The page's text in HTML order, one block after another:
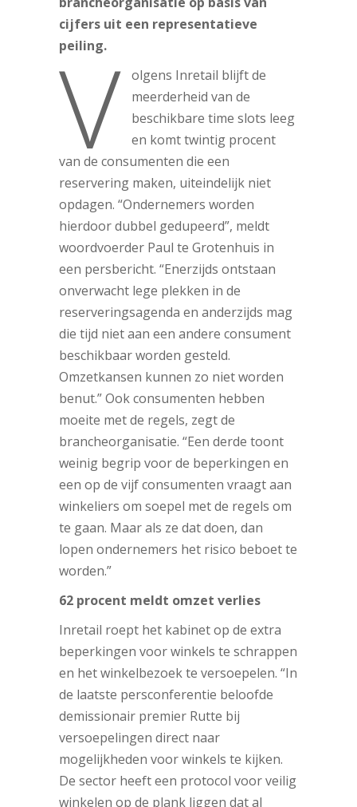
cijfers uit een representatieve
peiling.
V
olgens Inretail blijft de
meerderheid van de
beschikbare time slots leeg
en komt twintig procent
van de consumenten die een
reservering maken, uiteindelijk niet
opdagen. “Ondernemers worden
hierdoor dubbel gedupeerd”, meldt
woordvoerder Paul te Grotenhuis in
een persbericht. “Enerzijds ontstaan
onverwacht lege plekken in de
reserveringsagenda en anderzijds mag
die tijd niet aan een andere consument
beschikbaar worden gesteld.
Omzetkansen kunnen zo niet worden
benut.” Ook consumenten hebben
moeite met de regels, zegt de
brancheorganisatie. “Een derde toont
weinig begrip voor de beperkingen en
een op de vijf consumenten vraagt aan
winkeliers om soepel met de regels om
te gaan. Maar als ze dat doen, dan
lopen ondernemers het risico beboet te
worden.”
62 procent meldt omzet verlies
Inretail roept het kabinet op de extra
beperkingen voor winkels te schrappen
en het winkelbezoek te versoepelen. “In
de laatste persconferentie beloofde
demissionair premier Rutte bij
versoepelingen direct naar
mogelijkheden voor winkels te kijken.
De sector heeft een protocol voor veilig
winkelen op de plank liggen dat al